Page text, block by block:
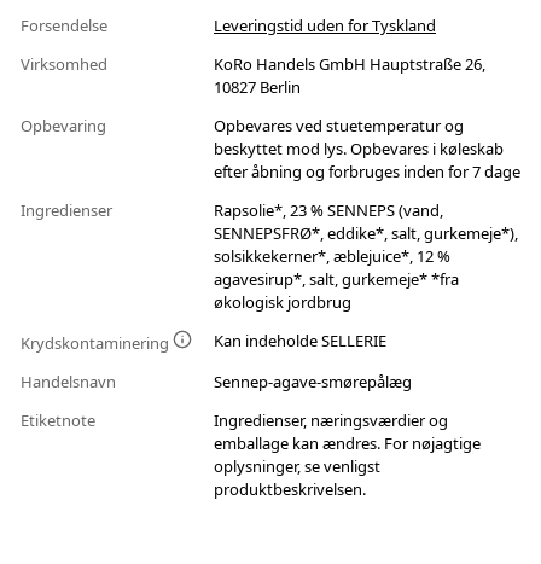
Forsendelse
Leveringstid uden for Tyskland
Virksomhed
KoRo Handels GmbH Hauptstraße 26,
10827 Berlin
Opbevaring
Opbevares ved stuetemperatur og
beskyttet mod lys. Opbevares i køleskab
efter åbning og forbruges inden for 7 dage
Ingredienser
Rapsolie*, 23 % SENNEPS (vand,
SENNEPSFRØ*, eddike*, salt, gurkemeje*),
solsikkekerner*, æblejuice*, 12 %
agavesirup*, salt, gurkemeje* *fra
økologisk jordbrug
Krydskontaminering
Kan indeholde SELLERIE
Handelsnavn
Sennep-agave-smørepålæg
Etiketnote
Ingredienser, næringsværdier og
emballage kan ændres. For nøjagtige
oplysninger, se venligst
produktbeskrivelsen.